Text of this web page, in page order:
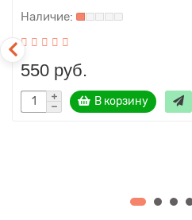
550 руб.
В корзину